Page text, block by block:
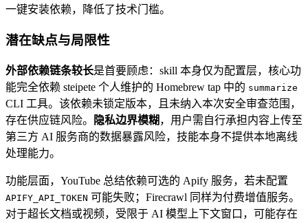
一键安装依赖，降低了技术门槛。
潜在缺点与局限性
外部依赖链条较长是首要顾虑：skill 本身仅为配置层，核心功
能完全依赖 steipete 个人维护的 Homebrew tap 中的 summarize
CLI 工具。该依赖未锁定版本，且未纳入本次安全审查范围，
存在供应链风险。
隐私边界模糊 ，用户需自行承担内容上传至
第三方 AI 服务商的数据暴露风险，技能本身不提供本地离线
处理能力。
功能层面，YouTube 总结依赖可选的 Apify 服务，若未配置
APIFY_API_TOKEN 可能失败；Firecrawl 同样为付费增值服务。
对于超长文档或视频，受限于 AI 模型上下文窗口，可能存在